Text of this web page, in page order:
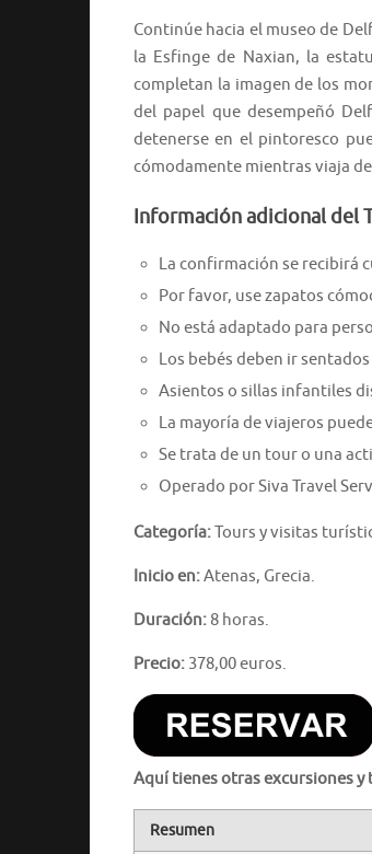
Continúe hacia el museo de
la Esfinge de Naxian, la
completan la imagen de los
del papel que desempeñó
detenerse en el pintoresco
cómodamente mientras viaja
Información adicional del
La confirmación se recibirá
Por favor, use zapatos
No está adaptado para
Los bebés deben ir
Asientos o sillas infantiles
La mayoría de viajeros
Se trata de un tour o una
Operado por Siva Travel
Categoría:Tours y visitas
Inicio en:Atenas, Grecia.
Duración: 8 horas.
Precio: 378,00 euros.
Aquí tienes otras excursiones
Resumen